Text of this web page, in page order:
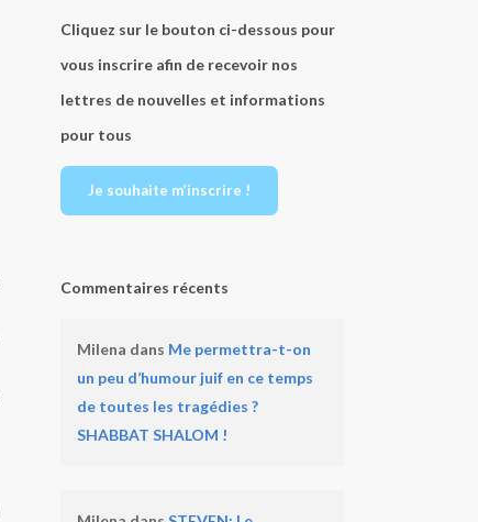
Cliquez sur le bouton ci-dessous pour
vous inscrire afin de recevoir nos
lettres de nouvelles et informations
pour tous
Je souhaite m’inscrire !
Commentaires récents
Milena dans Me permettra-t-on
un peu d’humour juif en ce temps
de toutes les tragédies ?
SHABBAT SHALOM !